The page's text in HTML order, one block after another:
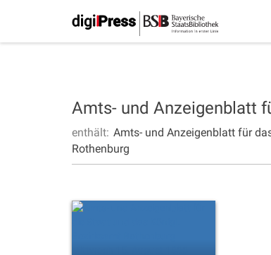
Amts- und Anzeigenblatt
enthält: Amts- und Anzeigenblatt für
Rothenburg